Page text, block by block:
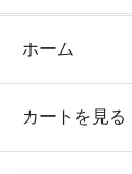
ホーム
カートを見る